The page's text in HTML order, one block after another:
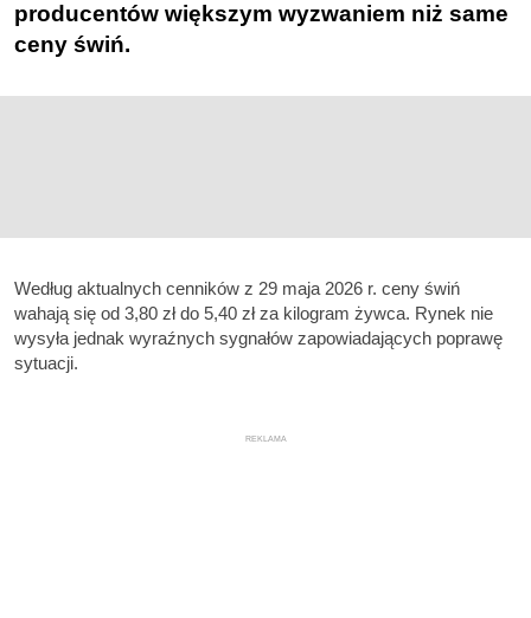
producentów większym wyzwaniem niż same
ceny świń.
Według aktualnych cenników z 29 maja 2026 r. ceny świń
wahają się od 3,80 zł do 5,40 zł za kilogram żywca. Rynek nie
wysyła jednak wyraźnych sygnałów zapowiadających poprawę
sytuacji.
REKLAMA